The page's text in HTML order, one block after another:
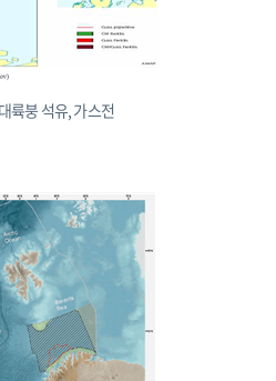
륙붕 석유, 가스전